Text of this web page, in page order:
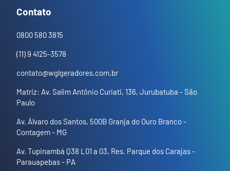
Contato
0800 580 3815
(11) 9 4125-3578
contato@wglgeradores.com.br
Matriz: Av. Salim Antônio Curiati, 136, Jurubatuba - São
Paulo
Av. Álvaro dos Santos, 500B Granja do Ouro Branco -
Contagem - MG
Av. Tupinambá Q38 L01 a 03, Res. Parque dos Carajas -
Parauapebas - PA